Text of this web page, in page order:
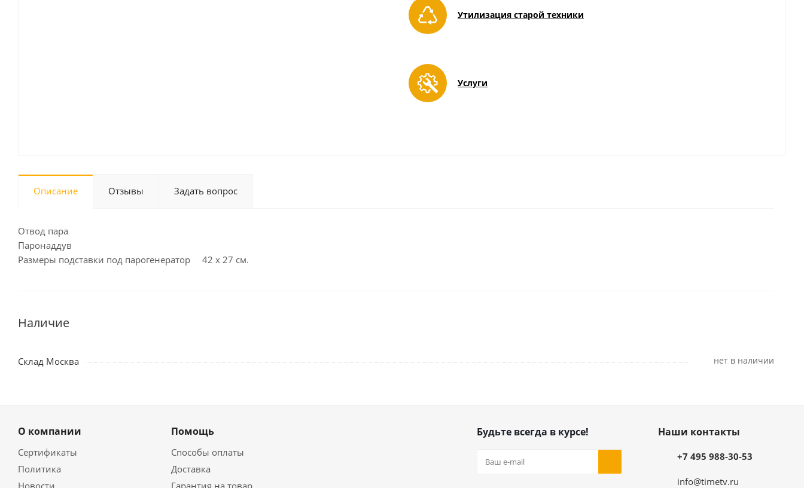
Утилизация старой техники
Услуги
Описание Отзывы Задать вопрос
Отвод пара
Паронаддув
Размеры подставки под парогенератор 42 х 27 см.
Наличие
Склад Москва Нет в наличии
О компании
Сертификаты
Политика
Новости
Помощь
Способы оплаты
Доставка
Гарантия на товар
Будьте всегда в курсе! Наши контакты
+7 495 988-30-53
info@timetv.ru